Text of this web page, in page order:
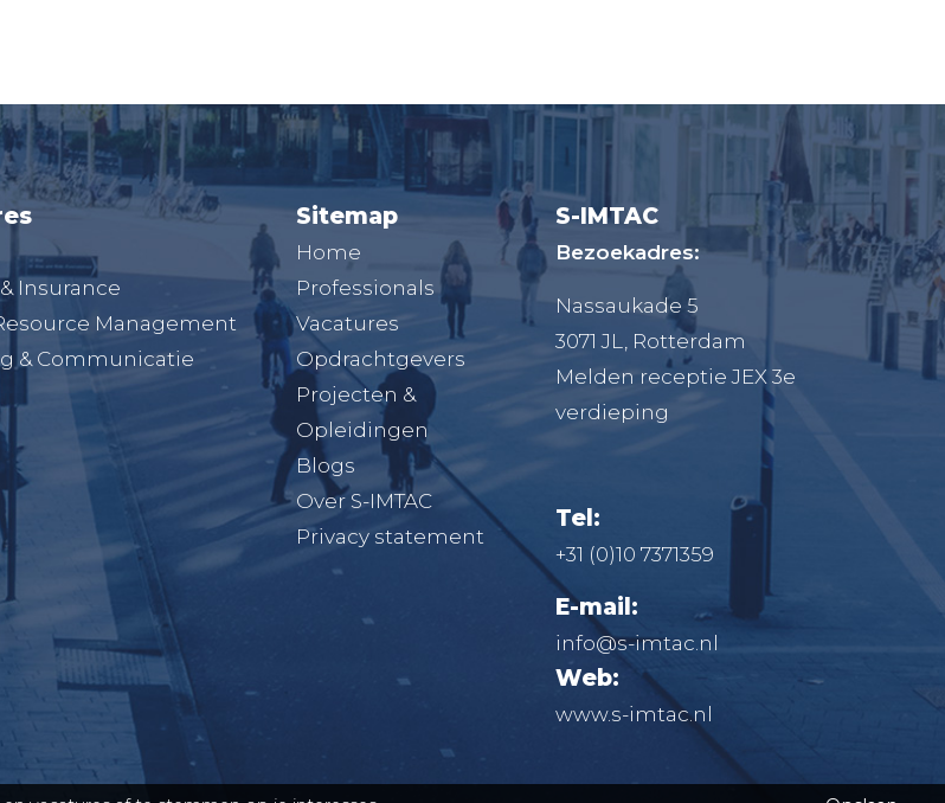
Insurance
Management
& Communicatie
Sitemap
Home
Professionals
Vacatures
Opdrachtgevers
Projecten &
Opleidingen
Blogs
Over S-IMTAC
Privacy statement
S-IMTAC
Bezoekadres:
Nassaukade 5
3071 JL, Rotterdam
Melden receptie JEX 3e
verdieping
Tel:
+31 (0)10 7371359
E-mail:
info@s-imtac.nl
Web:
www.s-imtac.nl